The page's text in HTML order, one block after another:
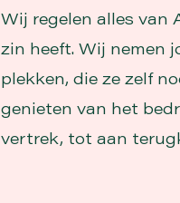
Wij regelen alles van
zin heeft. Wij nemen
plekken, die ze zelf
genieten van het
vertrek, tot aan